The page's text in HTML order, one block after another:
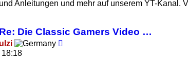
Anleitungen und mehr auf unserem YT-Kanal.
Re: Die Classic Gamers Video …
18:18